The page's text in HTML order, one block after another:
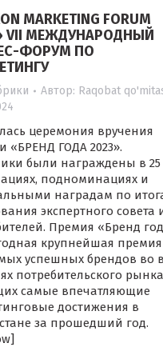
MARKETING FORUM
VII МЕЖДУНАРОДНЫЙ
ФОРУМ ПО
Автор: Raqobat
церемония вручения
«БРЕНД ГОДА 2023».
были награждены в 25
подноминациях и
наградам по
экспертного совета
Премия «Бренд
крупнейшая премия
успешных брендов во
потребительского
самые впечатляющие
достижения в
за прошедший год.